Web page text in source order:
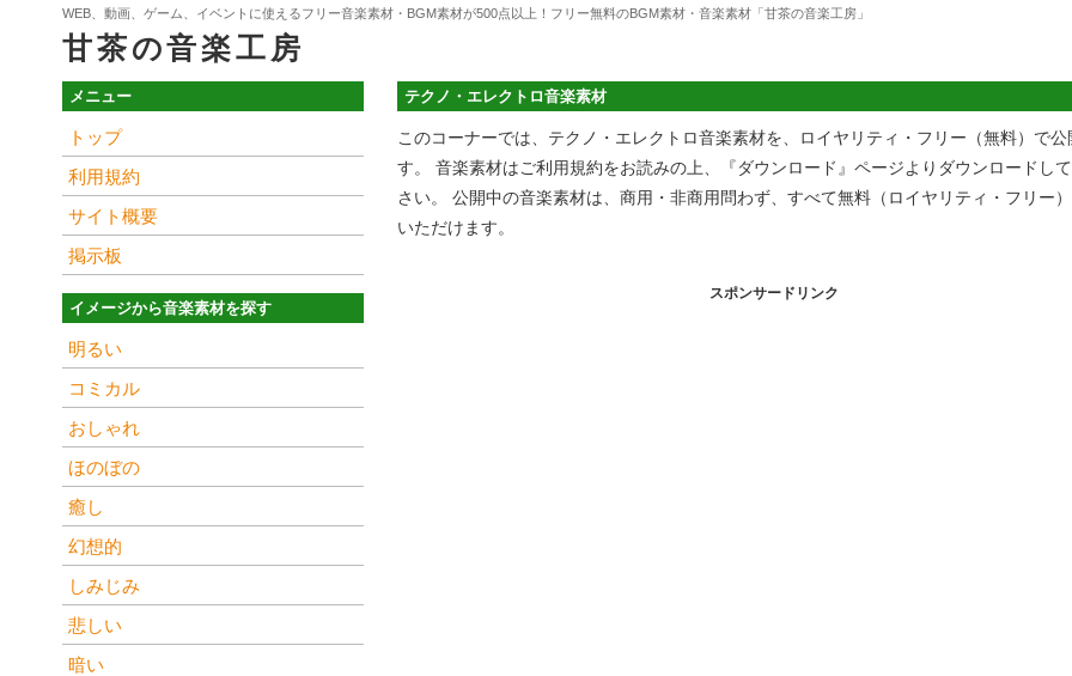
WEB、動画、ゲーム、イベントに使えるフリー音楽素材・BGM素材が500点以上！フリー無料のBGM素材・音楽素材「甘茶の音楽工房」
甘茶の音楽工房
メニュー
トップ
利用規約
サイト概要
掲示板
イメージから音楽素材を探す
明るい
コミカル
おしゃれ
ほのぼの
癒し
幻想的
しみじみ
悲しい
暗い
テクノ・エレクトロ音楽素材
このコーナーでは、テクノ・エレクトロ音楽素材を、ロイヤリティ・フリー（無料）で公
す。 音楽素材はご利用規約をお読みの上、『ダウンロード』ページよりダウンロードし
さい。 公開中の音楽素材は、商用・非商用問わず、すべて無料（ロイヤリティ・フリー
いただけます。
スポンサードリンク